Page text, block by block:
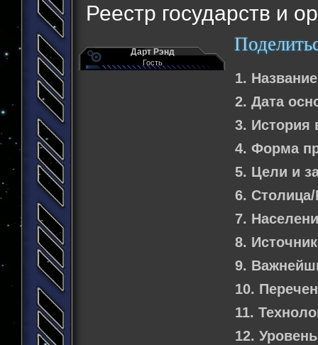
Реестр государств и
Дарт Рэнд
Гость
1.
2. Дата
3. История
4. Форма
5. Цели и
6.
7.
8.
9.
10.
11.
12.